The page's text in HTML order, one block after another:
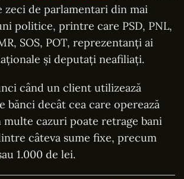
zeci de parlamentari din mai
politice, printre care PSD, PNL,
SOS, POT, reprezentanți ai
și deputați neafiliați.
când un client utilizează
bănci decât cea care operează
multe cazuri poate retrage bani
câteva sume fixe, precum
1.000 de lei.